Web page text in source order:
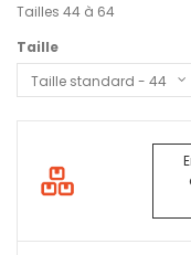
Tailles 44 à 64
Taille